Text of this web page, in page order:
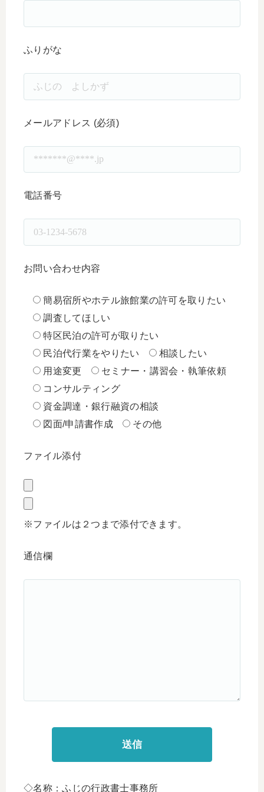
ふりがな
メールアドレス (必須)
電話番号
お問い合わせ内容
簡易宿所やホテル旅館業の許可を取りたい
調査してほしい
特区民泊の許可が取りたい
民泊代行業をやりたい
相談したい
用途変更
セミナー・講習会・執筆依頼
コンサルティング
資金調達・銀行融資の相談
図面/申請書作成
その他
ファイル添付
※ファイルは２つまで添付できます。
通信欄
◇名称：ふじの行政書士事務所